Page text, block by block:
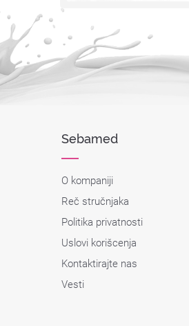
Sebamed
O kompaniji
Reč stručnjaka
Politika privatnosti
Uslovi korišcenja
Kontaktirajte nas
Vesti